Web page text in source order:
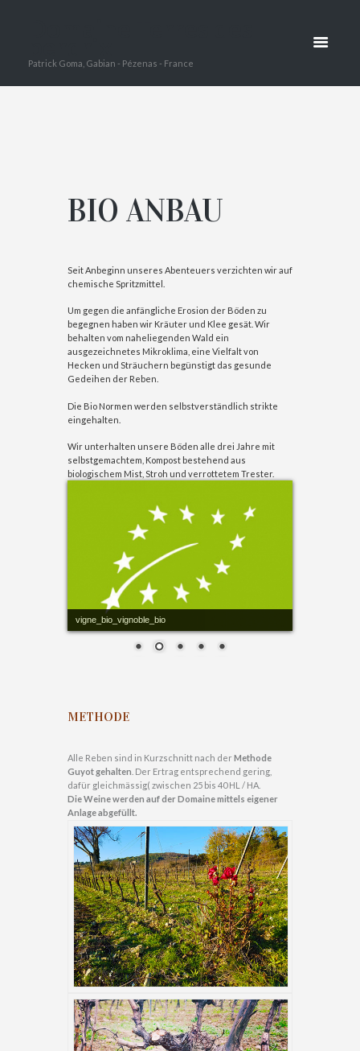
Patrick Goma, Gabian - Pézenas - France
BIO ANBAU
Seit Anbeginn unseres Abenteuers verzichten wir auf
chemische Spritzmittel.
Um gegen die anfängliche Erosion der Böden zu
begegnen haben wir Kräuter und Klee gesät. Wir
behalten vom naheliegenden Wald ein
ausgezeichnetes Mikroklima, eine Vielfalt von
Hecken und Sträuchern begünstigt das gesunde
Gedeihen der Reben.
Die Bio Normen werden selbstverständlich strikte
eingehalten.
Wir unterhalten unsere Böden alle drei Jahre mit
selbstgemachtem, Kompost bestehend aus
biologischem Mist, Stroh und verrottetem Trester.
vigne_bio_vignoble_bio
METHODE
Alle Reben sind in Kurzschnitt nach der Methode
Guyot gehalten . Der Ertrag entsprechend gering,
dafür gleichmässig( zwischen 25 bis 40 HL / HA.
Die Weine werden auf der Domaine mittels eigener
Anlage abgefüllt.